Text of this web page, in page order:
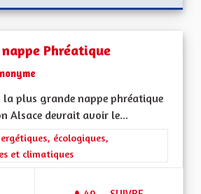
Phréatique
la plus grande nappe phréatique
Alsace devrait avoir le...
de la catégorie : Les transitions
écologiques,
et climatiques